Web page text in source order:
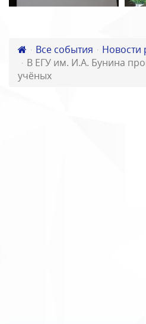
Все события
Новости
В ЕГУ им. И.А. Бунина
учёных